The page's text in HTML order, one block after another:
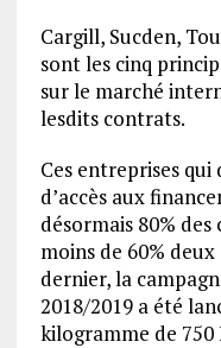
Cargill, Sucden,
sont les cinq
sur le marché
lesdits contrats.
Ces entreprises
d’accès aux
désormais 80%
moins de 60%
dernier, la
2018/2019 a été
kilogramme de 750